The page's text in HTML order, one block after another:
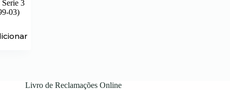
3
03)
Livro de Reclamações Online